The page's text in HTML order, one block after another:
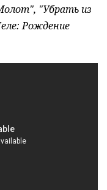
"Убрать из
Рождение